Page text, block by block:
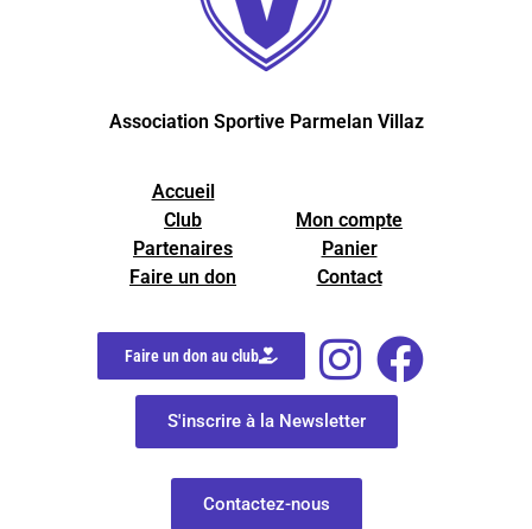
Association Sportive Parmelan Villaz
Accueil
Club
Partenaires
Faire un don
Mon compte
Panier
Contact
Faire un don au club
S'inscrire à la Newsletter
Contactez-nous